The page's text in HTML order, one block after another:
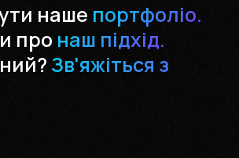
наше портфоліо.
про наш підхід.
Зв'яжіться з